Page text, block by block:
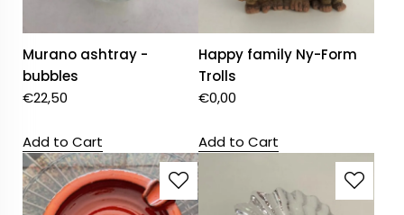
Murano ashtray -
bubbles
€22,50
Add to Cart
Happy family Ny-Form
Trolls
€0,00
Add to Cart